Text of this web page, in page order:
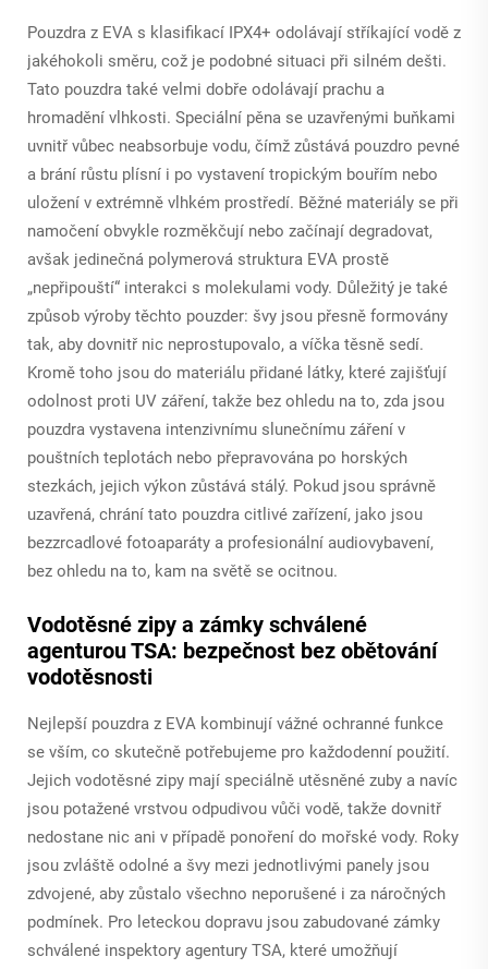
Pouzdra z EVA s klasifikací IPX4+ odolávají stříkající vodě z
jakéhokoli směru, což je podobné situaci při silném dešti.
Tato pouzdra také velmi dobře odolávají prachu a
hromadění vlhkosti. Speciální pěna se uzavřenými buňkami
uvnitř vůbec neabsorbuje vodu, čímž zůstává pouzdro pevné
a brání růstu plísní i po vystavení tropickým bouřím nebo
uložení v extrémně vlhkém prostředí. Běžné materiály se při
namočení obvykle rozměkčují nebo začínají degradovat,
avšak jedinečná polymerová struktura EVA prostě
„nepřipouští“ interakci s molekulami vody. Důležitý je také
způsob výroby těchto pouzder: švy jsou přesně formovány
tak, aby dovnitř nic neprostupovalo, a víčka těsně sedí.
Kromě toho jsou do materiálu přidané látky, které zajišťují
odolnost proti UV záření, takže bez ohledu na to, zda jsou
pouzdra vystavena intenzivnímu slunečnímu záření v
pouštních teplotách nebo přepravována po horských
stezkách, jejich výkon zůstává stálý. Pokud jsou správně
uzavřená, chrání tato pouzdra citlivé zařízení, jako jsou
bezzrcadlové fotoaparáty a profesionální audiovybavení,
bez ohledu na to, kam na světě se ocitnou.
Vodotěsné zipy a zámky schválené
agenturou TSA: bezpečnost bez obětování
vodotěsnosti
Nejlepší pouzdra z EVA kombinují vážné ochranné funkce
se vším, co skutečně potřebujeme pro každodenní použití.
Jejich vodotěsné zipy mají speciálně utěsněné zuby a navíc
jsou potažené vrstvou odpudivou vůči vodě, takže dovnitř
nedostane nic ani v případě ponoření do mořské vody. Roky
jsou zvláště odolné a švy mezi jednotlivými panely jsou
zdvojené, aby zůstalo všechno neporušené i za náročných
podmínek. Pro leteckou dopravu jsou zabudované zámky
schválené inspektory agentury TSA, které umožňují